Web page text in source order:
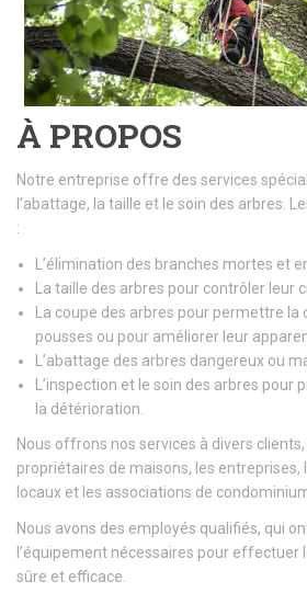
À PROPOS
Notre entreprise offre des services
l’abattage, la taille et le soin des arbres.
:
L’élimination des branches mortes et
La taille des arbres pour contrôler leur
La coupe des arbres pour permettre la
pousses ou pour améliorer leur
L’abattage des arbres dangereux ou
L’inspection et le soin des arbres pour
la détérioration.
Nous offrons nos services à divers
propriétaires de maisons, les entreprises,
locaux et les associations de
Nous avons des employés qualifiés, qui
l’équipement nécessaires pour effectuer
sûre et efficace.